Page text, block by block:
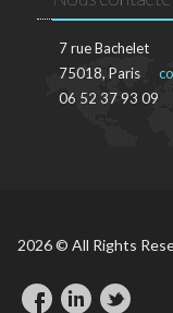
7 rue Bachelet
75018, Paris
06 52 37 93 09
2026 © All Rights